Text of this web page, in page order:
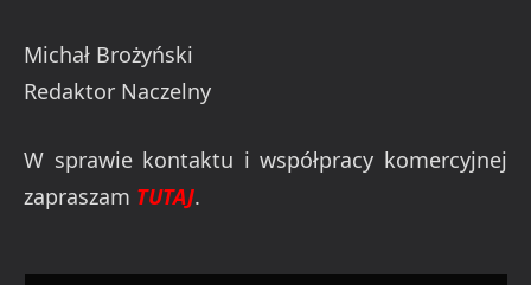
Michał Brożyński
Redaktor Naczelny
W sprawie kontaktu i współpracy komercyjnej
zapraszam TUTAJ.